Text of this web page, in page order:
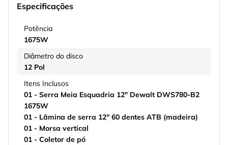
Especificações
Potência
1675W
Diâmetro do disco
12 Pol
Itens Inclusos
01 - Serra Meia Esquadria 12" Dewalt DWS780-B2
1675W
01 - Lâmina de serra 12'' 60 dentes ATB (madeira)
01 - Morsa vertical
01 - Coletor de pó